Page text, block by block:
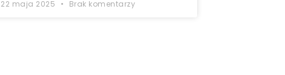
22 maja 2025 Brak komentarzy